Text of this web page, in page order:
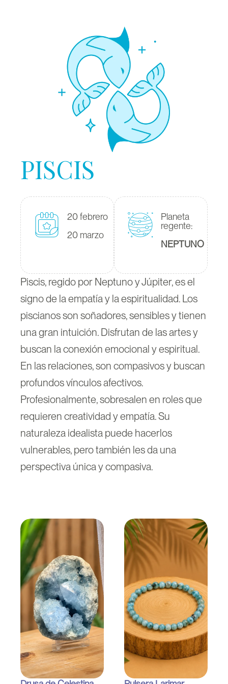
PISCIS
20 febrero
20 marzo
Planeta
regente:
NEPTUNO
Piscis, regido por Neptuno y Júpiter, es el
signo de la empatía y la espiritualidad. Los
piscianos son soñadores, sensibles y tienen
una gran intuición. Disfrutan de las artes y
buscan la conexión emocional y espiritual.
En las relaciones, son compasivos y buscan
profundos vínculos afectivos.
Profesionalmente, sobresalen en roles que
requieren creatividad y empatía. Su
naturaleza idealista puede hacerlos
vulnerables, pero también les da una
perspectiva única y compasiva.